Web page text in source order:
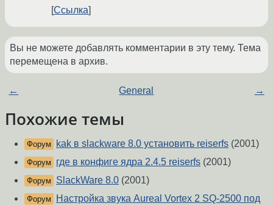
Ссылка
Вы не можете добавлять комментарии в эту тему. Тема
перемещена в архив.
← General →
Похожие темы
Форум kak в slackware 8.0 установить reiserfs (2001)
Форум где в конфиге ядра 2.4.5 reiserfs (2001)
Форум SlackWare 8.0 (2001)
Форум
Настройка звука Aureal Vortex 2 SQ-2500 под